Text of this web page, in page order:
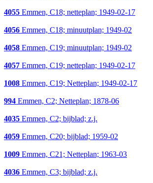
4055 Emmen, C18; netteplan; 1949-02-17
4056 Emmen, C18; minuutplan; 1949-02
4058 Emmen, C19; minuutplan; 1949-02
4057 Emmen, C19; netteplan; 1949-02-17
1008 Emmen, C19; Netteplan; 1949-02-17
994 Emmen, C2; Netteplan; 1878-06
4035 Emmen, C2; bijblad; z.j.
4059 Emmen, C20; bijblad; 1959-02
1009 Emmen, C21; Netteplan; 1963-03
4036 Emmen, C3; bijblad; z.j.